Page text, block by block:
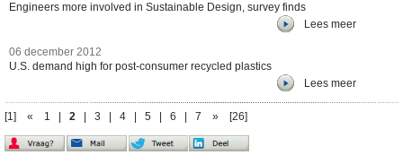
Engineers more involved in Sustainable Design, survey finds
Lees meer
06 december 2012
U.S. demand high for post-consumer recycled plastics
Lees meer
[1] « 1 2 3 4 5 6 7 » [26]